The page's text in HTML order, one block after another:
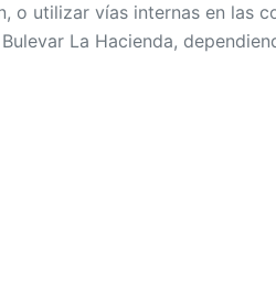
o utilizar vías internas en las
La Hacienda,